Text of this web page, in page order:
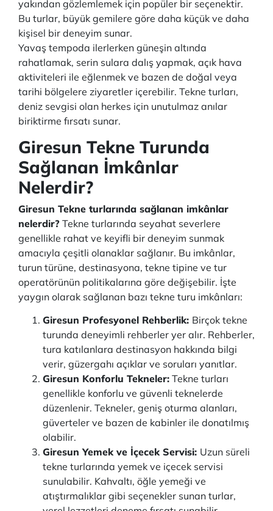
yakından gözlemlemek için popüler bir seçenektir.
Bu turlar, büyük gemilere göre daha küçük ve daha
kişisel bir deneyim sunar.
Yavaş tempoda ilerlerken güneşin altında
rahatlamak, serin sulara dalış yapmak, açık hava
aktiviteleri ile eğlenmek ve bazen de doğal veya
tarihi bölgelere ziyaretler içerebilir. Tekne turları,
deniz sevgisi olan herkes için unutulmaz anılar
biriktirme fırsatı sunar.
Giresun Tekne Turunda
Sağlanan İmkânlar
Nelerdir?
Giresun Tekne turlarında sağlanan imkânlar
nelerdir? Tekne turlarında seyahat severlere
genellikle rahat ve keyifli bir deneyim sunmak
amacıyla çeşitli olanaklar sağlanır. Bu imkânlar,
turun türüne, destinasyona, tekne tipine ve tur
operatörünün politikalarına göre değişebilir. İşte
yaygın olarak sağlanan bazı tekne turu imkânları:
Giresun Profesyonel Rehberlik: Birçok tekne
turunda deneyimli rehberler yer alır. Rehberler,
tura katılanlara destinasyon hakkında bilgi
verir, güzergahı açıklar ve soruları yanıtlar.
Giresun Konforlu Tekneler: Tekne turları
genellikle konforlu ve güvenli teknelerde
düzenlenir. Tekneler, geniş oturma alanları,
güverteler ve bazen de kabinler ile donatılmış
olabilir.
Giresun Yemek ve İçecek Servisi: Uzun süreli
tekne turlarında yemek ve içecek servisi
sunulabilir. Kahvaltı, öğle yemeği ve
atıştırmalıklar gibi seçenekler sunan turlar,